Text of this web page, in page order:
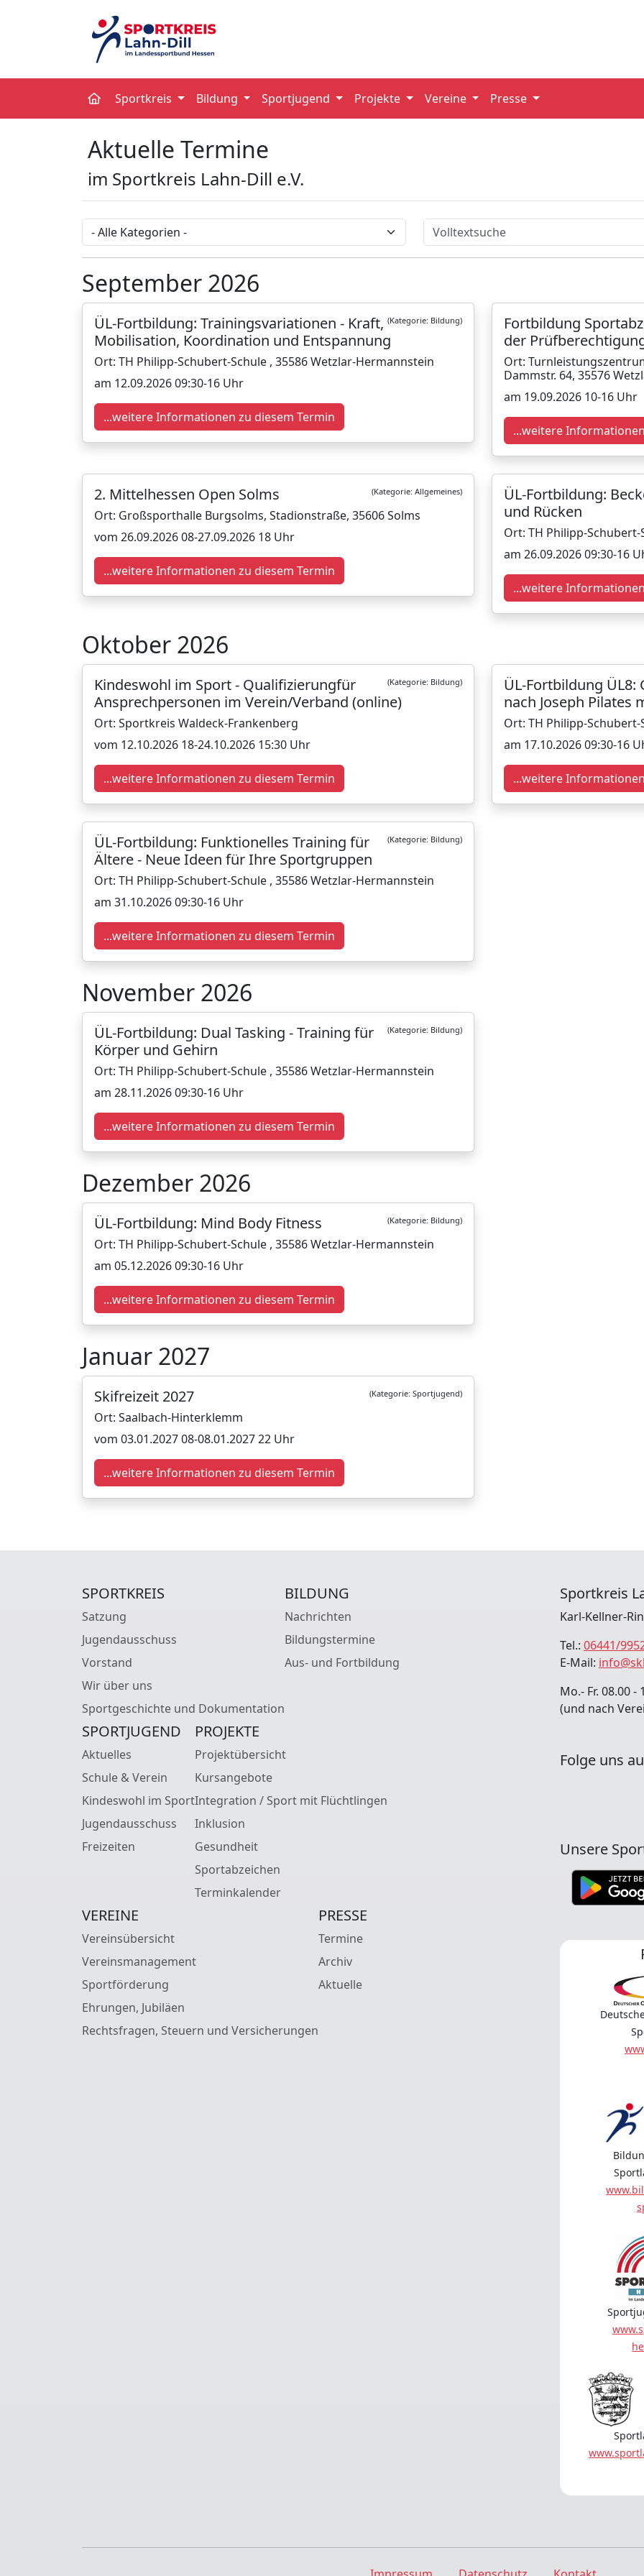
Sportkreis Bildung Sportjugend Projekte Vereine Presse
Aktuelle Termine
im Sportkreis Lahn-Dill e.V.
Kategorie Volltextsuche
September 2026
(Kategorie: Bildung)
ÜL-Fortbildung: Trainingsvariationen - Kraft,
Mobilisation, Koordination und Entspannung
Ort: TH Philipp-Schubert-Schule , 35586 Wetzlar-Hermannstein
am 12.09.2026 09:30-16 Uhr
...weitere Informationen zu diesem Termin
Fortbildung
der
Ort:
Dammstr. 64, 35576
am 19.09.2026 10-16 Uhr
...weitere
(Kategorie: Allgemeines)
2. Mittelhessen Open Solms
Ort: Großsporthalle Burgsolms, Stadionstraße, 35606 Solms
vom 26.09.2026 08-27.09.2026 18 Uhr
...weitere Informationen zu diesem Termin
ÜL-Fortbildung:
und Rücken
Ort: TH Philipp-
am 26.09.2026 09:30-16
...weitere
Oktober 2026
(Kategorie: Bildung)
Kindeswohl im Sport - Qualifizierungfür
Ansprechpersonen im Verein/Verband (online)
Ort: Sportkreis Waldeck-Frankenberg
vom 12.10.2026 18-24.10.2026 15:30 Uhr
...weitere Informationen zu diesem Termin
ÜL-Fortbildung ÜL8:
nach Joseph Pilates
Ort: TH Philipp-
am 17.10.2026 09:30-16
...weitere
(Kategorie: Bildung)
ÜL-Fortbildung: Funktionelles Training für
Ältere - Neue Ideen für Ihre Sportgruppen
Ort: TH Philipp-Schubert-Schule , 35586 Wetzlar-Hermannstein
am 31.10.2026 09:30-16 Uhr
...weitere Informationen zu diesem Termin
November 2026
(Kategorie: Bildung)
ÜL-Fortbildung: Dual Tasking - Training für
Körper und Gehirn
Ort: TH Philipp-Schubert-Schule , 35586 Wetzlar-Hermannstein
am 28.11.2026 09:30-16 Uhr
...weitere Informationen zu diesem Termin
Dezember 2026
(Kategorie: Bildung)
ÜL-Fortbildung: Mind Body Fitness
Ort: TH Philipp-Schubert-Schule , 35586 Wetzlar-Hermannstein
am 05.12.2026 09:30-16 Uhr
...weitere Informationen zu diesem Termin
Januar 2027
(Kategorie: Sportjugend)
Skifreizeit 2027
Ort: Saalbach-Hinterklemm
vom 03.01.2027 08-08.01.2027 22 Uhr
...weitere Informationen zu diesem Termin
SPORTKREIS
Satzung
Jugendausschuss
Vorstand
Wir über uns
Sportgeschichte und Dokumentation
BILDUNG
Nachrichten
Bildungstermine
Aus- und Fortbildung
SPORTJUGEND
Aktuelles
Schule & Verein
Kindeswohl im Sport
Jugendausschuss
Freizeiten
PROJEKTE
Projektübersicht
Kursangebote
Integration / Sport mit Flüchtlingen
Inklusion
Gesundheit
Sportabzeichen
Terminkalender
VEREINE
Vereinsübersicht
Vereinsmanagement
Sportförderung
Ehrungen, Jubiläen
Rechtsfragen, Steuern und Versicherungen
PRESSE
Termine
Archiv
Aktuelle
Sportkreis
Karl-Kellner-
Tel.: 06441/
E-Mail:
Mo.- Fr. 08.00 -
(und nach
Folge uns
Unsere